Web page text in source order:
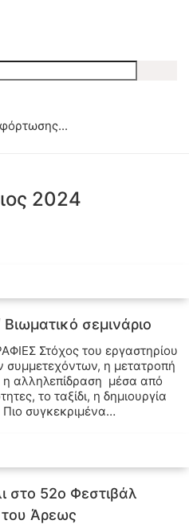
2024
σεμινάριο
Στόχος του εργαστηρίου
συμμετεχόντων, η μετατροπή
η αλληλεπίδραση μέσα από
το ταξίδι, η δημιουργία
συγκεκριμένα…
στο 52ο Φεστιβάλ
του Άρεως